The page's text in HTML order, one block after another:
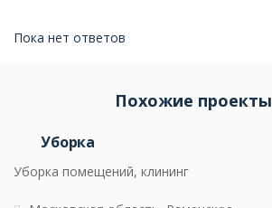
Пока нет ответов
Похожие проекты
Уборка
Уборка помещений, клининг